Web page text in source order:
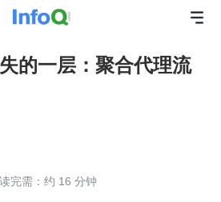
的一层：聚合代理流
完需：约 16 分钟